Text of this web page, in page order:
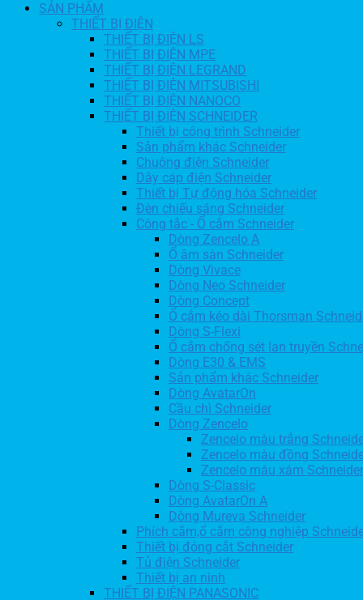
SẢN PHẨM
THIẾT BỊ ĐIỆN
THIẾT BỊ ĐIỆN LS
THIẾT BỊ ĐIỆN MPE
THIẾT BỊ ĐIỆN LEGRAND
THIẾT BỊ ĐIỆN MITSUBISHI
THIẾT BỊ ĐIỆN NANOCO
THIẾT BỊ ĐIỆN SCHNEIDER
Thiết bị công trình Schneider
Sản phẩm khác Schneider
Chuông điện Schneider
Dây cáp điện Schneider
Thiết bị Tự động hóa Schneider
Đèn chiếu sáng Schneider
Công tắc - Ổ cắm Schneider
Dòng Zencelo A
Ổ âm sàn Schneider
Dòng Vivace
Dòng Neo Schneider
Dòng Concept
Ổ cắm kéo dài Thorsman
Dòng S-Flexi
Ổ cắm chống sét lan truyền
Dòng E30 & EMS
Sản phẩm khác Schneider
Dòng AvatarOn
Cầu chì Schneider
Dòng Zencelo
Zencelo màu trắng
Zencelo màu đồng
Zencelo màu xám Schneider
Dòng S-Classic
Dòng AvatarOn A
Dòng Mureva Schneider
Phích cắm,ổ cắm công nghiệp
Thiết bị đóng cắt Schneider
Tủ điện Schneider
Thiết bị an ninh
THIẾT BỊ ĐIỆN PANASONIC